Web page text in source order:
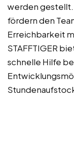
werden
fördern den
Erreichbarkeit
STAFFTIGER
schnelle Hilfe